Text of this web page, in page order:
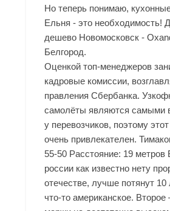
Но теперь понимаю,
Ельня - это необходимость!
дешево Новомосковск -
Белгород.
Оценкой топ-менеджеров
кадровые комиссии,
правления Сбербанка.
самолёты являются самыми
у перевозчиков, поэтому
очень привлекателен.
55-50 Расстояние: 19 метров
россии как известно нету
отечестве, лучше потянут 10
что-то американское.